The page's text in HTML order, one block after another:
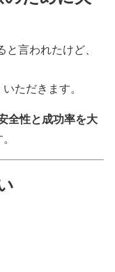
言われたけど、
ただきます。
全性と成功率を大